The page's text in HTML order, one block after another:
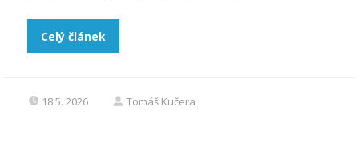
Celý článek
18.5. 2026 Tomáš Kučera